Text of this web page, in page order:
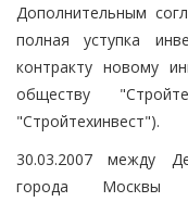
Дополнительным
полная уступка
контракту новому
обществу
"Стройтехинвест").
30.03.2007 между
города Москвы